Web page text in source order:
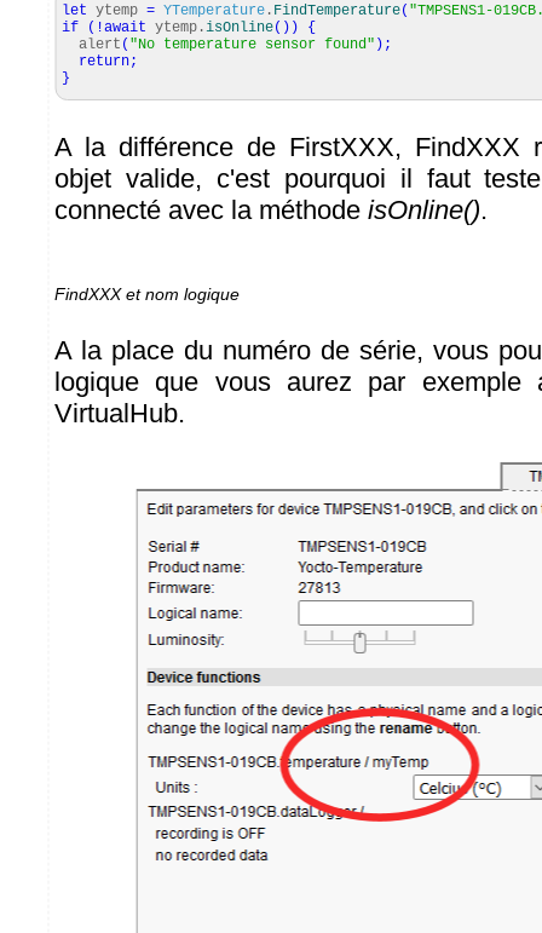
let ytemp = YTemperature . FindTemperature( "TMPSENS1-
if
( !await ytemp.isOnline( ) )
{
alert ( "No temperature sensor found" ) ;
return;
}
A la différence de FirstXXX, FindXXX
objet valide, c'est pourquoi il faut
connecté avec la méthode isOnline().
FindXXX et nom logique
A la place du numéro de série, vous
logique que vous aurez par exemple
VirtualHub.